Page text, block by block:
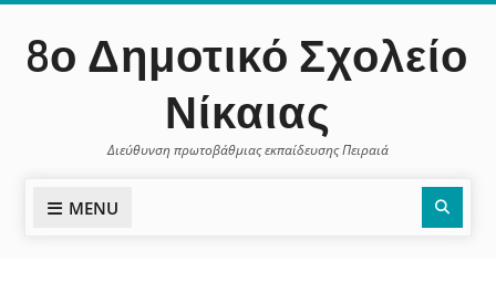
content
8ο Δημοτικό Σχολείο
Νίκαιας
Διεύθυνση πρωτοβάθμιας εκπαίδευσης Πειραιά
MENU